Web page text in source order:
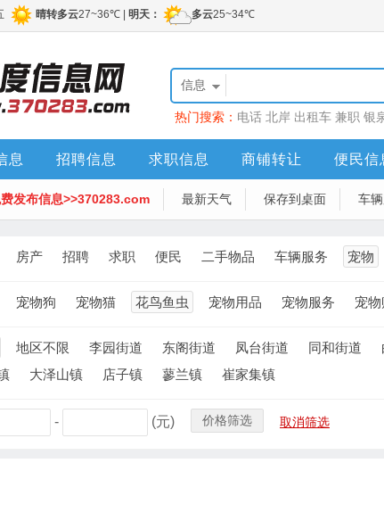
信息
热门搜索： 电话 北岸 出租车 兼职 银
息 招聘信息 求职信息 商铺转让 便民信
发布信息>>370283.com 最新天气 保存到桌面 车
房产 招聘 求职 便民 二手物品 车辆服务 宠物
宠物狗 宠物猫 花鸟鱼虫 宠物用品 宠物服务 宠
地区不限 李园街道 东阁街道 凤台街道 同和街道
大泽山镇 店子镇 蓼兰镇 崔家集镇
- (元) 价格筛选 取消筛选